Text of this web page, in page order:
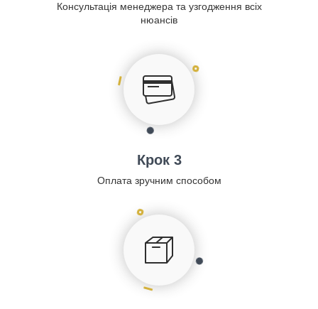
Консультація менеджера та узгодження всіх
нюансів
Крок 3
Оплата зручним способом